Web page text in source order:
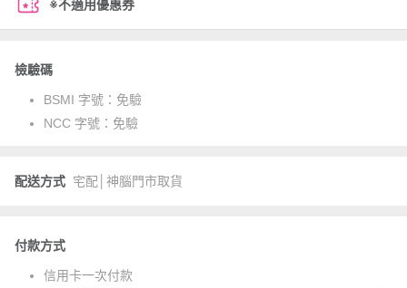
※不適用優惠券
檢驗碼
BSMI 字號： 免驗
NCC 字號： 免驗
配送方式 宅配│神腦門市取貨
付款方式
信用卡一次付款